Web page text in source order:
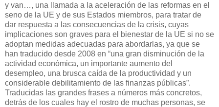
y van…, una llamada a la aceleración de las reformas en el
seno de la UE y de sus Estados miembros, para tratar de
dar respuesta a las consecuencias de la crisis, cuyas
implicaciones son graves para el bienestar de la UE si no se
adoptan medidas adecuadas para abordarlas, ya que se
han traducido desde 2008 en “una gran disminución de la
actividad económica, un importante aumento del
desempleo, una brusca caída de la productividad y un
considerable debilitamiento de las finanzas públicas”.
Traducidas las grandes frases a números más concretos,
detrás de los cuales hay el rostro de muchas personas, se